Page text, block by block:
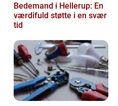
Bedemand i Hellerup: En
værdifuld støtte i en svær
tid